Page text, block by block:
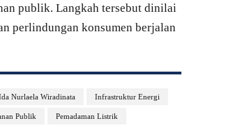
publik. Langkah tersebut dinilai
perlindungan konsumen berjalan
Nurlaela Wiradinata Infrastruktur Energi
Publik Pemadaman Listrik